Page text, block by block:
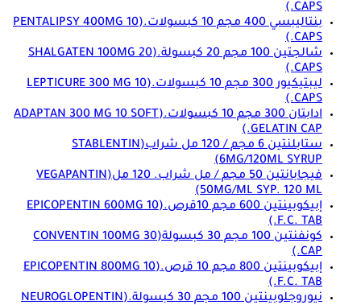
CAPS.)
بنتاليبسي 400 مجم 10 كبسولات.
(PENTALIPSY 400MG 10
CAPS.)
شالجتين 100 مجم 20 كبسولة.
(SHALGATEN 100MG 20
CAPS.)
ليبتيكيور 300 مجم 10 كبسولات.
(LEPTICURE 300 MG 10
CAPS.)
ادابتان 300 مجم 10 كبسولات.
(ADAPTAN 300 MG 10 SOFT
GELATIN CAP.)
ستابلنتين 6 مجم / 120 مل شراب
(STABLENTIN
6MG/120ML SYRUP)
فيجابانتين 50 مجم / مل شراب. 120 مل
(VEGAPANTIN
50MG/ML SYP. 120 ML)
إبيكوبينتين 600 مجم 10قرص.
(EPICOPENTIN 600MG 10
F.C. TAB.)
كونفنتين 100 مجم 30 كبسولة
(CONVENTIN 100MG 30
CAP.)
إبيكوبينتين 800 مجم 10 قرص.
(EPICOPENTIN 800MG 10
F.C. TAB.)
نيوروجلوبينتين 100 مجم 30 كبسولة.
(NEUROGLOPENTIN